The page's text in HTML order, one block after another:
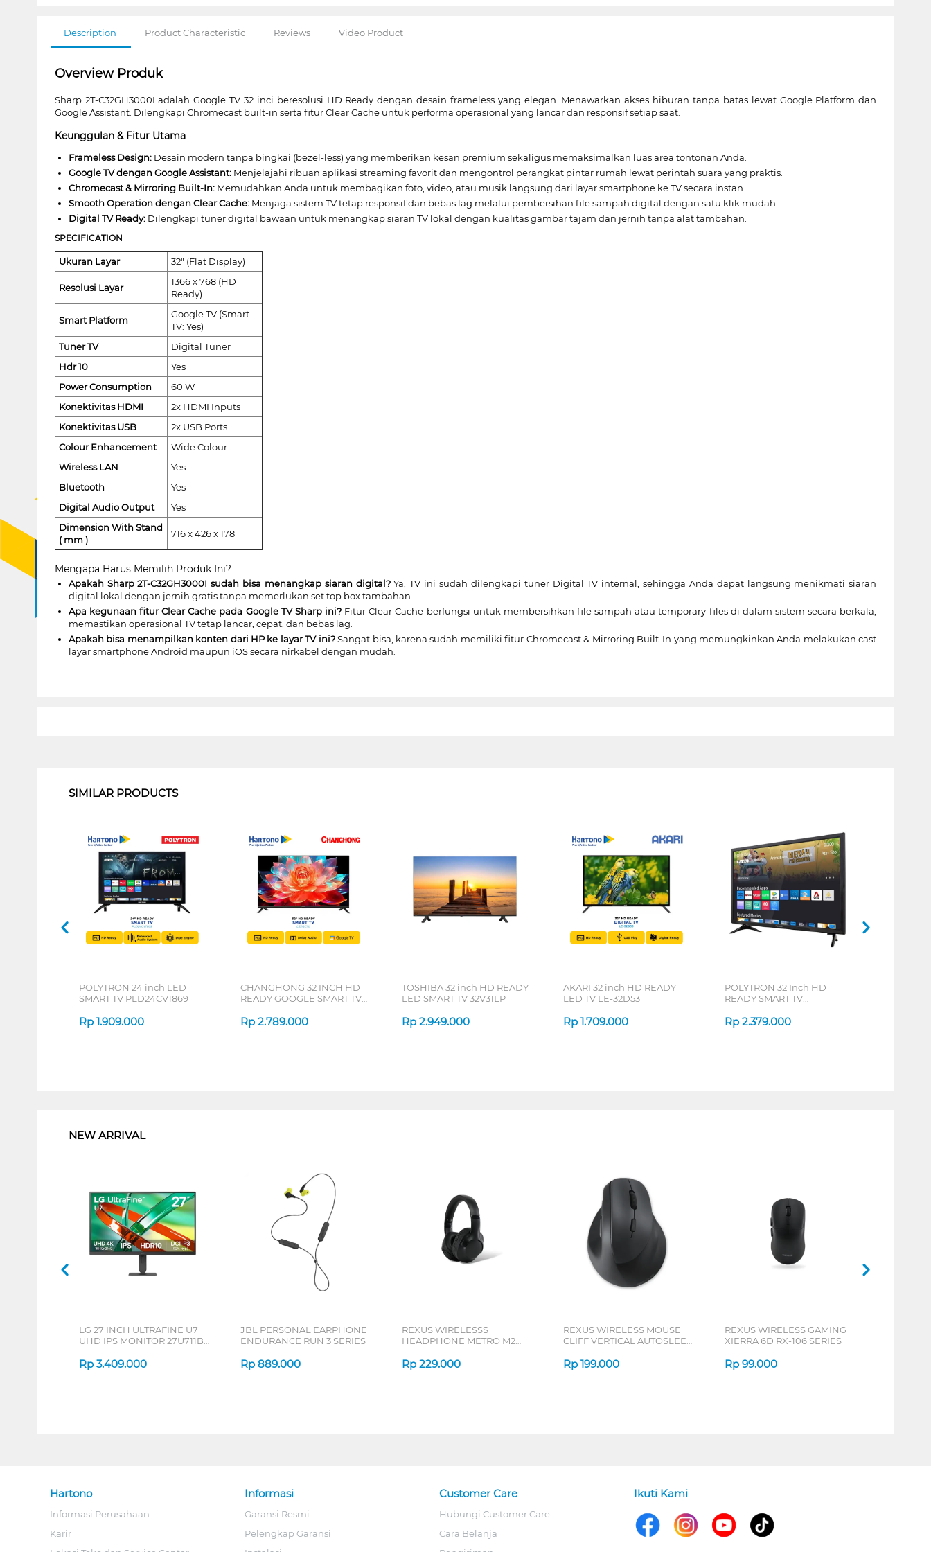
Description Product Characteristic Reviews Video Product
Overview Produk
Sharp 2T-C32GH3000I adalah Google TV 32 inci beresolusi HD Ready dengan desain frameless yang elegan. Menawarkan akses hiburan tanpa batas lewat Google Platform dan
Google Assistant. Dilengkapi Chromecast built-in serta fitur Clear Cache untuk performa operasional yang lancar dan responsif setiap saat.
Keunggulan & Fitur Utama
Frameless Design:Desain modern tanpa bingkai (bezel-less) yang memberikan kesan premium sekaligus memaksimalkan luas area tontonan Anda.
Google TV dengan Google Assistant:Menjelajahi ribuan aplikasi streaming favorit dan mengontrol perangkat pintar rumah lewat perintah suara yang praktis.
Chromecast & Mirroring Built-In:Memudahkan Anda untuk membagikan foto, video, atau musik langsung dari layar smartphone ke TV secara instan.
Smooth Operation dengan Clear Cache:Menjaga sistem TV tetap responsif dan bebas lag melalui pembersihan file sampah digital dengan satu klik mudah.
Digital TV Ready:Dilengkapi tuner digital bawaan untuk menangkap siaran TV lokal dengan kualitas gambar tajam dan jernih tanpa alat tambahan.
SPECIFICATION
Ukuran Layar 32" (Flat Display)
Resolusi Layar
1366 x 768 (HD
Ready)
Smart Platform
Google TV (Smart
TV: Yes)
Tuner TV
Digital Tuner
Hdr 10
Yes
Power Consumption
60 W
Konektivitas HDMI
2x HDMI Inputs
Konektivitas USB
2x USB Ports
Colour Enhancement
Wide Colour
Wireless LAN
Yes
Bluetooth
Yes
Digital Audio Output
Yes
Dimension With Stand
( mm )
716 x 426 x 178
Mengapa Harus Memilih Produk Ini?
Apakah Sharp 2T-C32GH3000I sudah bisa menangkap siaran digital?Ya, TV ini sudah dilengkapi tuner Digital TV internal, sehingga Anda dapat langsung menikmati siaran
digital lokal dengan jernih gratis tanpa memerlukan set top box tambahan.
Apa kegunaan fitur Clear Cache pada Google TV Sharp ini? Fitur Clear Cache berfungsi untuk membersihkan file sampah atau temporary files di dalam sistem secara berkala,
memastikan operasional TV tetap lancar, cepat, dan bebas lag.
Apakah bisa menampilkan konten dari HP ke layar TV ini?Sangat bisa, karena sudah memiliki fitur Chromecast & Mirroring Built-In yang memungkinkan Anda melakukan cast
layar smartphone Android maupun iOS secara nirkabel dengan mudah.
SIMILAR PRODUCTS
POLYTRON 24 inch LED
SMART TV PLD24CV1869
Rp 1.909.000
CHANGHONG 32 INCH HD
READY GOOGLE SMART TV
Rp 2.789.000
TOSHIBA 32 inch HD READY
LED SMART TV 32V31LP
Rp 2.949.000
AKARI 32 inch HD READY
LED TV LE-32D53
Rp 1.709.000
POLYTRON 32 Inch HD
READY SMART TV
Rp 2.379.000
NEW ARRIVAL
LG 27 INCH ULTRAFINE U7
UHD IPS MONITOR 27U711B-
Rp 3.409.000
JBL PERSONAL EARPHONE
ENDURANCE RUN 3 SERIES
Rp 889.000
REXUS WIRELESSS
HEADPHONE METRO M2
Rp 229.000
REXUS WIRELESS MOUSE
CLIFF VERTICAL AUTOSLEEP
Rp 199.000
REXUS WIRELESS GAMING
XIERRA 6D RX-106 SERIES
Rp 99.000
Hartono
Informasi Perusahaan
Karir
Informasi
Garansi Resmi
Pelengkap Garansi
Customer Care
Hubungi Customer Care
Cara Belanja
Ikuti Kami